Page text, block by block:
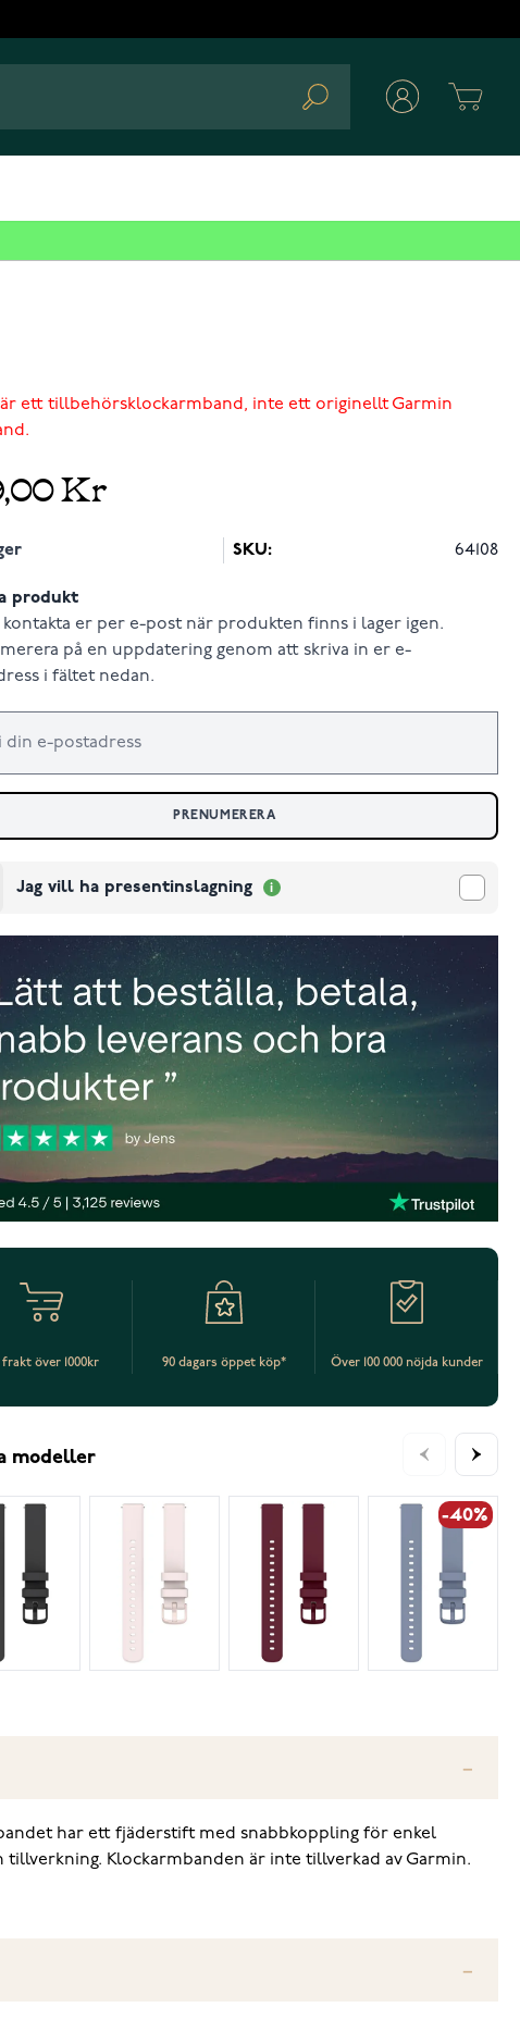
Search
ett tillbehörsklockarmband, inte ett originellt Garmin
Kr
SKU: 64108
produkt
kontakta er per e-post när produkten finns i lager igen.
på en uppdatering genom att skriva in er e-
i fältet nedan.
PRENUMERERA
Jag vill ha presentinslagning
frakt över 1000kr 90 dagars öppet köp* Över 100 000 nöjda kunder
modeller
-40%
har ett fjäderstift med snabbkoppling för enkel
Klockarmbanden är inte tillverkad av Garmin.